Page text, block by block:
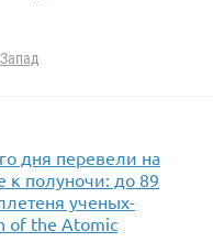
Запад
дня перевели на
к полуночи: до 89
ученых-
of the Atomic